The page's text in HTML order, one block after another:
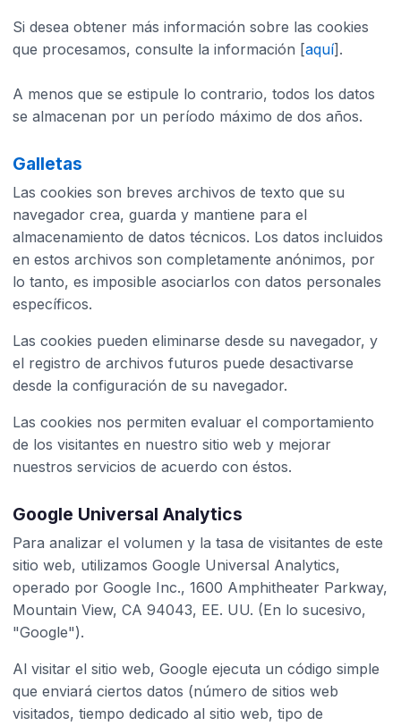
Si desea obtener más información sobre las cookies
que procesamos, consulte la información [aquí].
A menos que se estipule lo contrario, todos los datos
se almacenan por un período máximo de dos años.
Galletas
Las cookies son breves archivos de texto que su
navegador crea, guarda y mantiene para el
almacenamiento de datos técnicos. Los datos incluidos
en estos archivos son completamente anónimos, por
lo tanto, es imposible asociarlos con datos personales
específicos.
Las cookies pueden eliminarse desde su navegador, y
el registro de archivos futuros puede desactivarse
desde la configuración de su navegador.
Las cookies nos permiten evaluar el comportamiento
de los visitantes en nuestro sitio web y mejorar
nuestros servicios de acuerdo con éstos.
Google Universal Analytics
Para analizar el volumen y la tasa de visitantes de este
sitio web, utilizamos Google Universal Analytics,
operado por Google Inc., 1600 Amphitheater Parkway,
Mountain View, CA 94043, EE. UU. (En lo sucesivo,
"Google").
Al visitar el sitio web, Google ejecuta un código simple
que enviará ciertos datos (número de sitios web
visitados, tiempo dedicado al sitio web, tipo de